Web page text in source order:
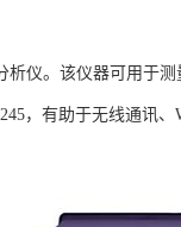
仪。该仪器可用于
，有助于无线通讯